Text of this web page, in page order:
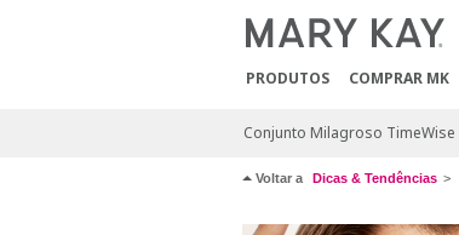
PRODUTOS COMPRAR MK
Conjunto Milagroso TimeWise
Voltar a Dicas & Tendências